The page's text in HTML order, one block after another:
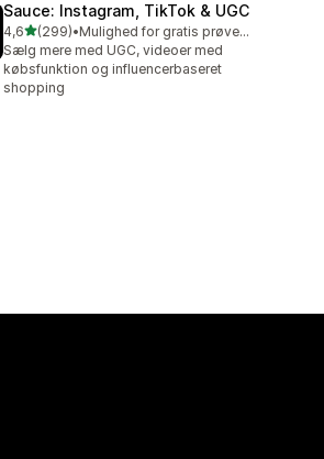
Sauce: Instagram, TikTok & UGC
4,6ud af 5 stjerner
(299)
299 anmeldelser i alt
•
Mulighed for gratis prøveperiode
Sælg mere med UGC, videoer med
købsfunktion og influencerbaseret
shopping